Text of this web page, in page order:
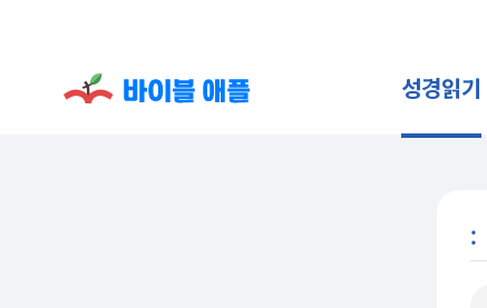
성경읽기
: